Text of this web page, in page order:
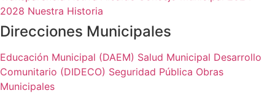
2028 Nuestra Historia
Direcciones Municipales
Educación Municipal (DAEM) Salud Municipal Desarrollo
Comunitario (DIDECO) Seguridad Pública Obras
Municipales